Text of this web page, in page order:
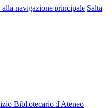
alla navigazione principale Salta